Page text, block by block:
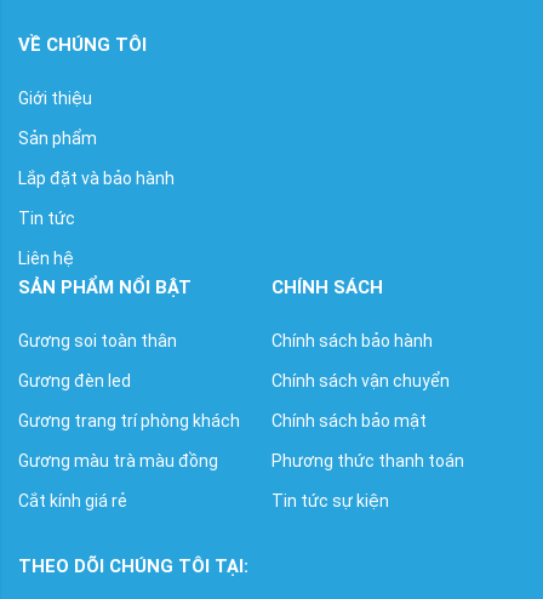
VỀ CHÚNG TÔI
Giới thiệu
Sản phẩm
Lắp đặt và bảo hành
Tin tức
Liên hệ
SẢN PHẨM NỔI BẬT
Gương soi toàn thân
Gương đèn led
Gương trang trí phòng khách
Gương màu trà màu đồng
Cắt kính giá rẻ
CHÍNH SÁCH
Chính sách bảo hành
Chính sách vận chuyển
Chính sách bảo mật
Phương thức thanh toán
Tin tức sự kiện
THEO DÕI CHÚNG TÔI TẠI: